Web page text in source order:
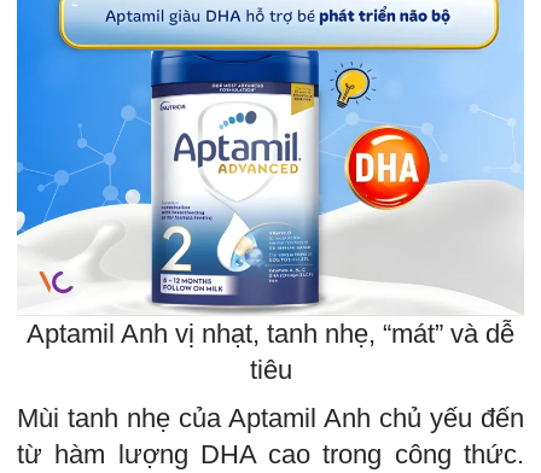
Aptamil Anh vị nhạt, tanh nhẹ, “mát” và dễ
tiêu
Mùi tanh nhẹ của Aptamil Anh chủ yếu đến
từ hàm lượng DHA cao trong công thức.